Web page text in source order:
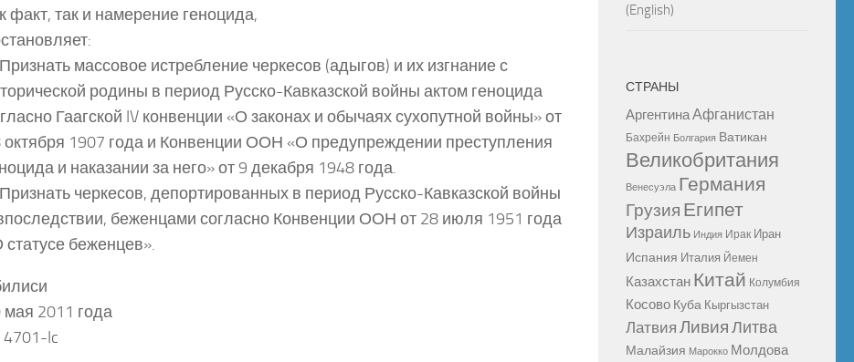
факт, так и намерение геноцида,
массовое истребление черкесов (адыгов) и их изгнание с
родины в период Русско-Кавказской войны актом геноцида
Гаагской IV конвенции «О законах и обычаях сухопутной войны» от
октября 1907 года и Конвенции ООН «О предупреждении преступления
и наказании за него» от 9 декабря 1948 года.
черкесов, депортированных в период Русско-Кавказской войны
беженцами согласно Конвенции ООН от 28 июля 1951 года
статусе беженцев».
мая 2011 года
Ic
(English)
СТРАНЫ
АргентинаАфганистан
Бахрейн Болгария Ватикан
Великобритания
Венесуэла Германия
Грузия Египет
Израиль Индия Ирак Иран
Испания Италия Йемен
Казахстан Китай Колумбия
Косово Куба Кыргызстан
Латвия ЛивияЛитва
Малайзия Марокко Молдова